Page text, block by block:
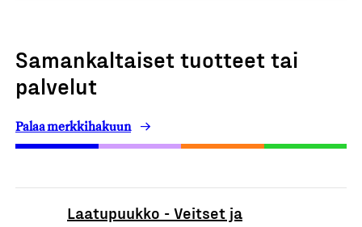
Samankaltaiset tuotteet tai
palvelut
Palaa merkkihakuun
Laatupuukko - Veitset ja